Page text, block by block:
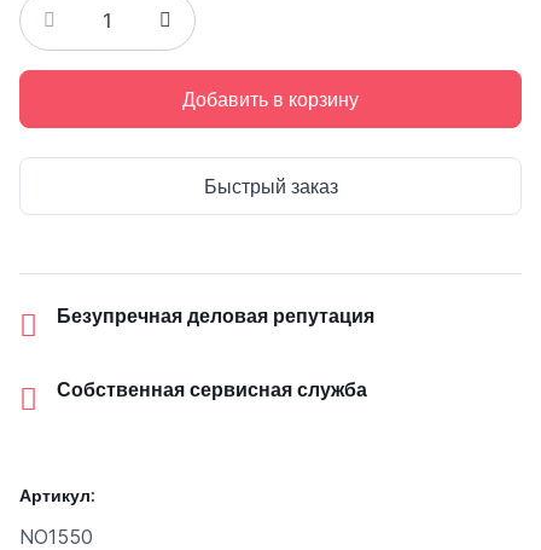
Добавить в корзину
Быстрый заказ
Безупречная деловая репутация
Собственная сервисная служба
Артикул:
NO1550